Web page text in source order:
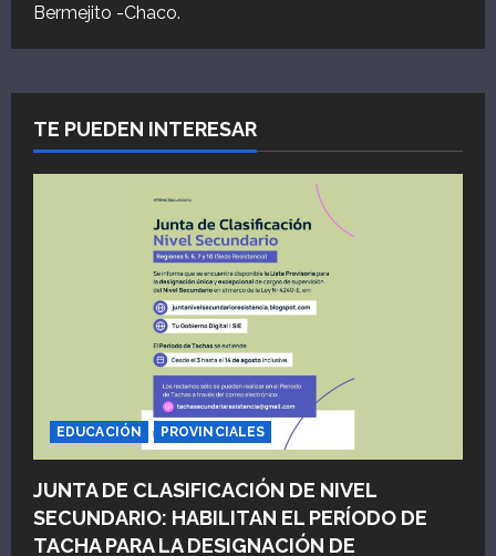
Bermejito -Chaco.
TE PUEDEN INTERESAR
EDUCACIÓN PROVINCIALES
JUNTA DE CLASIFICACIÓN DE NIVEL
SECUNDARIO: HABILITAN EL PERÍODO DE
TACHA PARA LA DESIGNACIÓN DE